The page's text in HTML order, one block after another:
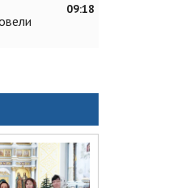
09:18